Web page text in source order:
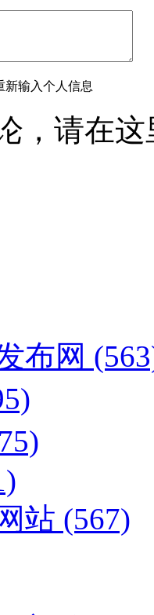
新输入个人信息
，请在这
布网
站 (567)